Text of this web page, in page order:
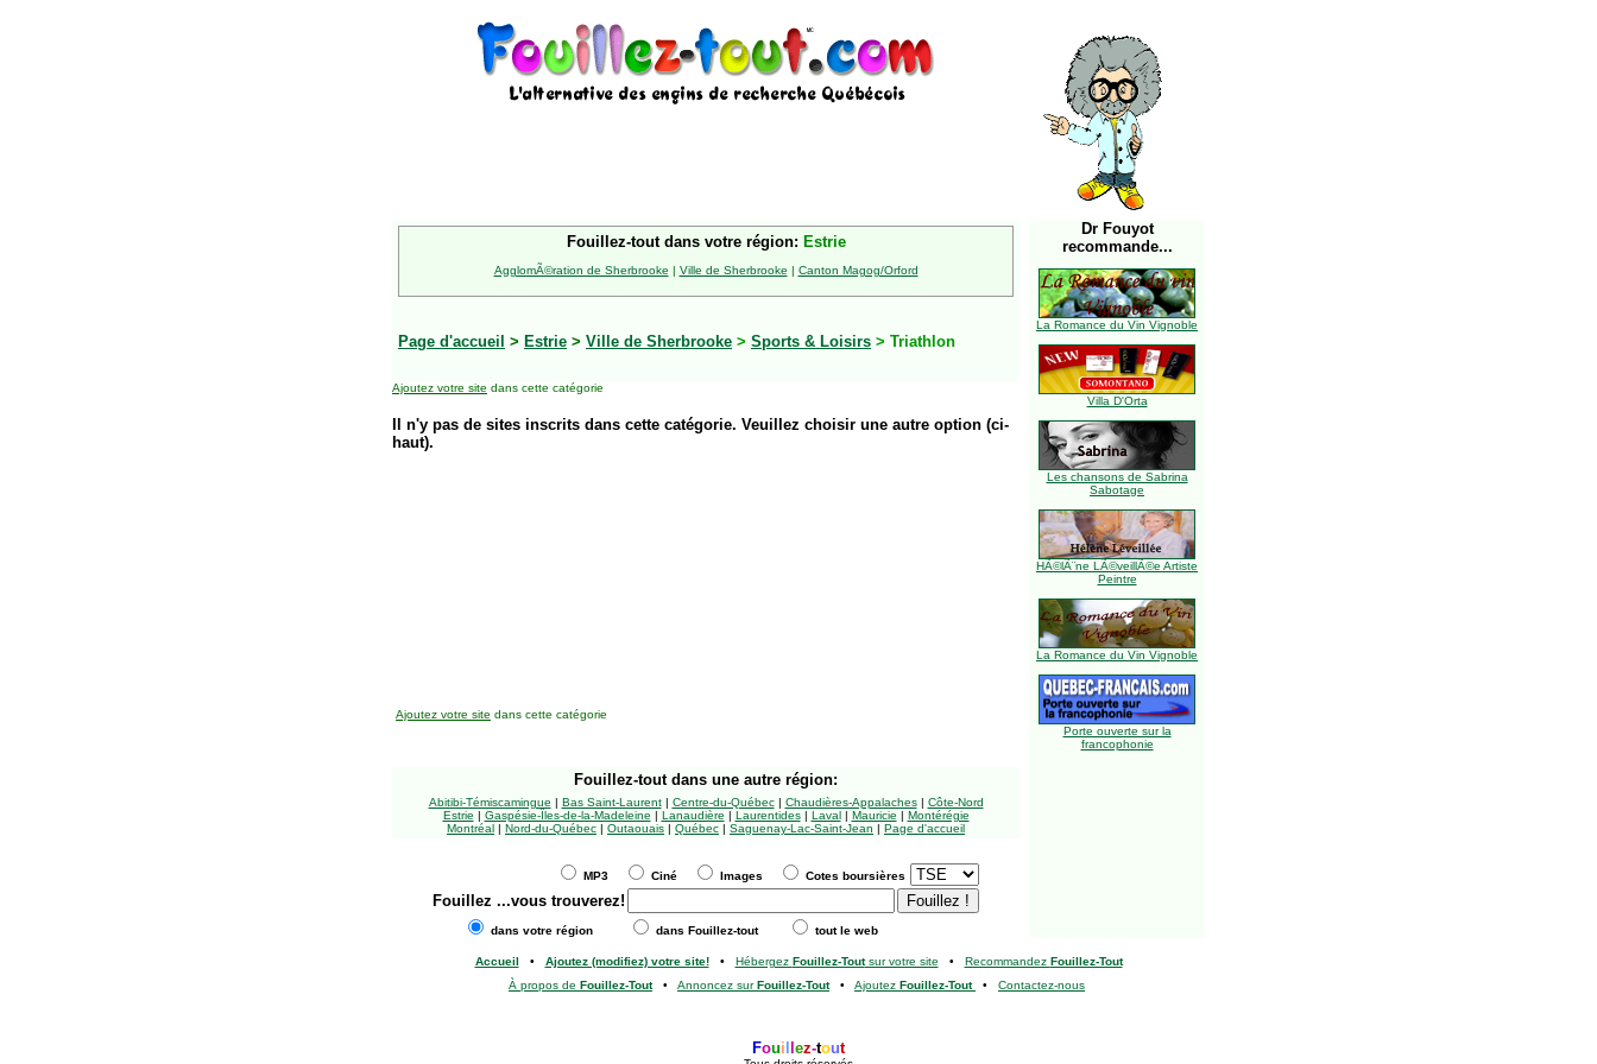
Fouillez-tout dans votre région: Estrie
AgglomÃ©ration de Sherbrooke | Ville de Sherbrooke | Canton Magog/Orford
Page d'accueil > Estrie > Ville de Sherbrooke > Sports & Loisirs > Triathlon
Ajoutez votre site dans cette catégorie
Il n'y pas de sites inscrits dans cette catégorie. Veuillez choisir une autre option (ci-
haut).
Dr Fouyot
recommande...
La Romance du Vin Vignoble
Villa D'Orta
Les chansons de Sabrina
Sabotage
HÃ©lÃ¨ne LÃ©veillÃ©e Artiste
Peintre
La Romance du Vin Vignoble
Porte ouverte sur la
francophonie
Ajoutez votre site dans cette catégorie
Fouillez-tout dans une autre région:
Abitibi-Témiscamingue | Bas Saint-Laurent| Centre-du-Québec| Chaudières-Appalaches| Côte-Nord
Estrie | Gaspésie-Îles-de-la-Madeleine | Lanaudière | Laurentides| Laval| Mauricie | Montérégie
Montréal | Nord-du-Québec | Outaouais | Québec | Saguenay-Lac-Saint-Jean | Page d'accueil
MP3 Ciné Images Cotes boursières
Fouillez ...vous trouverez!
dans votre région dans Fouillez-tout tout le web
Accueil • Ajoutez (modifiez) votre site!• Hébergez Fouillez-Toutsur votre site • Recommandez Fouillez-Tout
À propos de Fouillez-Tout• Annoncez surFouillez-Tout• Ajoutez Fouillez-Tout • Contactez-nous
Foui ez-tout